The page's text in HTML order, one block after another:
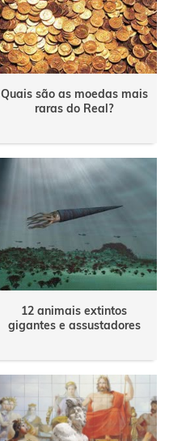
Quais são as moedas mais
raras do Real?
12 animais extintos
gigantes e assustadores